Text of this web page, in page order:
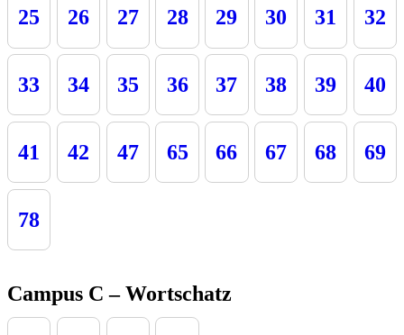
25 26 27 28 29 30 31 32
33 34 35 36 37 38 39 40
41 42 47 65 66 67 68 69
78
Campus C – Wortschatz